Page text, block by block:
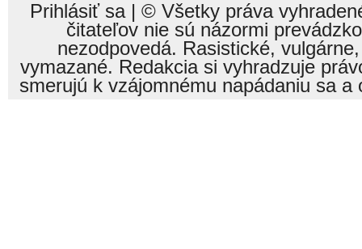
Prihlásiť sa| © Všetky práva
čitateľov nie sú názormi
nezodpovedá. Rasistické,
vymazané. Redakcia si vyhradzuje
smerujú k vzájomnému napádaniu sa